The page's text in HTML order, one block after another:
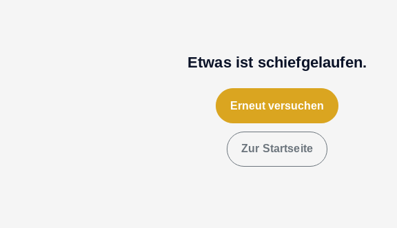
Etwas ist schiefgelaufen.
Erneut versuchen
Zur Startseite